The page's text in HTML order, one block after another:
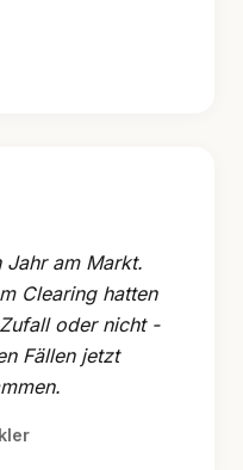
Jahr am Markt.
Clearing hatten
oder nicht -
Fällen jetzt